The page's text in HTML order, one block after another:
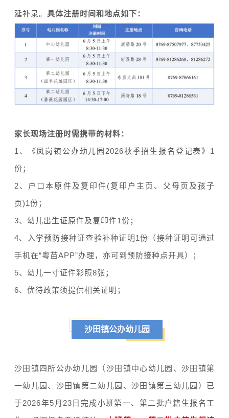
延补录。 具体注册时间和地点如下：
家长现场注册时需携带的材料：
1、《凤岗镇公办幼儿园2026秋季招生报名登记表》1
份；
2、户口本原件及复印件(复印户主页、父母页及孩子
页)1份；
3、幼儿出生证原件及复印件1份；
4、入学预防接种证查验补种证明1份（接种证明可通过
手机在“粤苗APP”办理，亦可到预防接种点开具）；
5、幼儿一寸证件彩照8张；
6、优待政策须提供相关证明；
沙田镇公办幼儿园
沙田镇四所公办幼儿园（沙田镇中心幼儿园、沙田镇第
一幼儿园、沙田镇第二幼儿园、沙田镇第三幼儿园）已
于2026年5月23日完成小班第一、第二批户籍生报名工